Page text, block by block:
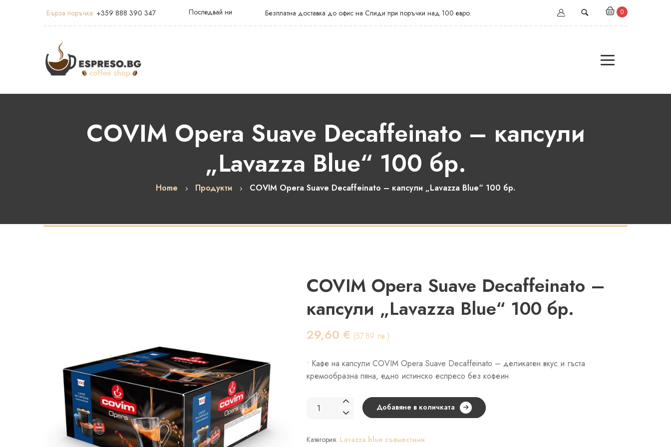
Бърза поръчка: +359 888 390 347 Последвай ни Безплатна доставка до офис на Спиди при поръчки над 100 евро. 0
COVIM Opera Suave Decaffeinato – капсули
„Lavazza Blue“ 100 бр.
Home Продукти COVIM Opera Suave Decaffeinato – капсули „Lavazza Blue“ 100 бр.
COVIM Opera Suave Decaffeinato –
капсули „Lavazza Blue“ 100 бр.
29,60 € (57.89 лв.)
• Кафе на капсули COVIM Opera Suave Decaffeinato – деликатен вкус и гъста
кремообразна пяна, едно истинско еспресо без кофеин
количество
Opera
Добавяне в количката
Категория: Lavazza blue съвместими